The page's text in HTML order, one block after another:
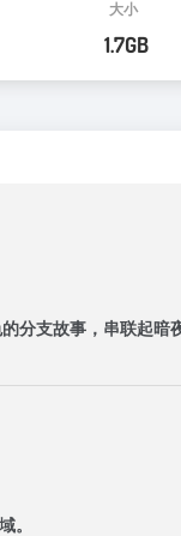
分支故事，串联起
。